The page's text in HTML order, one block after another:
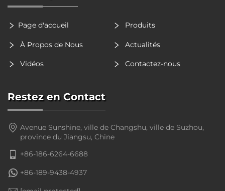
Page d'accueil Produits
À Propos de Nous Actualités
Vidéos Contactez-nous
Restez en Contact
Avenue Sunshine, ville de Changshu, ville de Suzhou,
province du Jiangsu, Chine
+86-186-6264-6688
+86-189-9438-4937